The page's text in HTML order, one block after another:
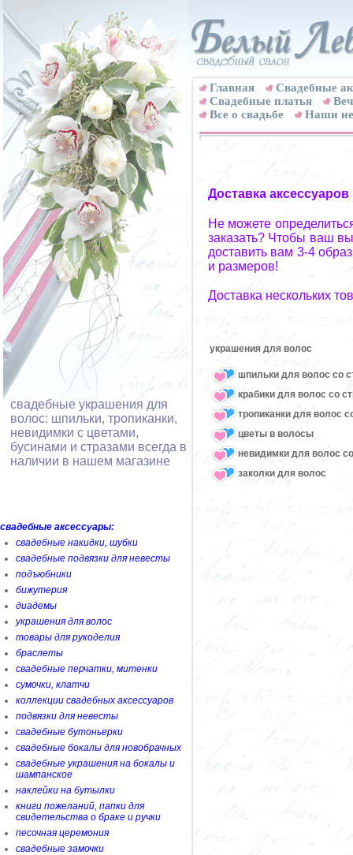
свадебные украшения для
волос: шпильки, тропиканки,
невидимки с цветами,
бусинами и стразами всегда в
наличии в нашем магазине
свадебные аксессуары:
свадебные накидки, шубки
свадебные подвязки для невесты
подъюбники
бижутерия
диадемы
украшения для волос
товары для рукоделия
браслеты
свадебные перчатки, митенки
сумочки, клатчи
коллекции свадебных аксессуаров
подвязки для невесты
свадебные бутоньерки
свадебные бокалы для новобрачных
свадебные украшения на бокалы и
шампанское
наклейки на бутылки
книги пожеланий, папки для
свидетельства о браке и ручки
песочная церемония
свадебные замочки
Главная
Свадебные
Cвадебные платья
Все о свадьбе
Наши
Доставка
Не можете
заказать? Чтобы ваш
доставить вам 3-4
и размеров!
Доставка нескольких
украшения для волос
шпильки для волос со
крабики для волос со
тропиканки для волос
цветы в волосы
невидимки для волос
заколки для волос